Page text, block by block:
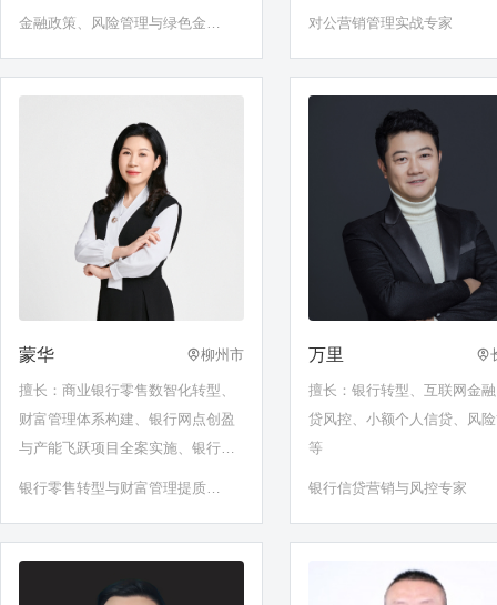
金融政策、风险管理与绿色金融
专家
授信风险全流程管理……
对公营销管理实战专家
蒙华 柳州市
擅长：商业银行零售数智化转型、
财富管理体系构建、银行网点创盈
与产能飞跃项目全案实施、银行零
职、金融机构合规风险管理、案防
与员工行为管理、反洗钱反电诈及
银行零售转型与财富管理提质全
案落地专家
万里
擅长：银行转型、互联网金
贷风控、小额个人信贷、风
等
银行信贷营销与风控专家